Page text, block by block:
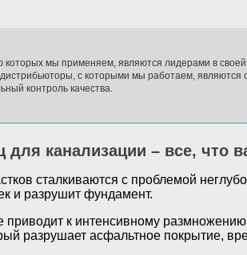
которых мы применяем, являются лидерами в
с которыми мы работаем,
контроль качества.
канализации – все, что
сталкиваются с проблемой
и разрушит фундамент.
приводит к интенсивному
разрушает асфальтное покрытие,